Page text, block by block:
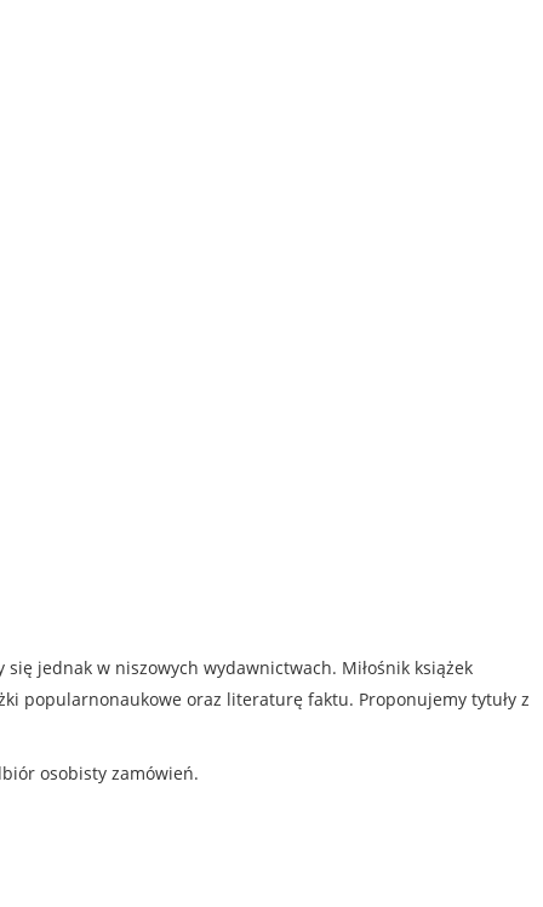
jednak w niszowych wydawnictwach. Miłośnik książek
popularnonaukowe oraz literaturę faktu. Proponujemy tytuły z
osobisty zamówień.